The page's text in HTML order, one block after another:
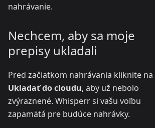
nahrávanie.
Nechcem, aby sa moje
prepisy ukladali
Pred začiatkom nahrávania kliknite na
Ukladať do cloudu, aby už nebolo
zvýraznené. Whisperr si vašu voľbu
zapamätá pre budúce nahrávky.